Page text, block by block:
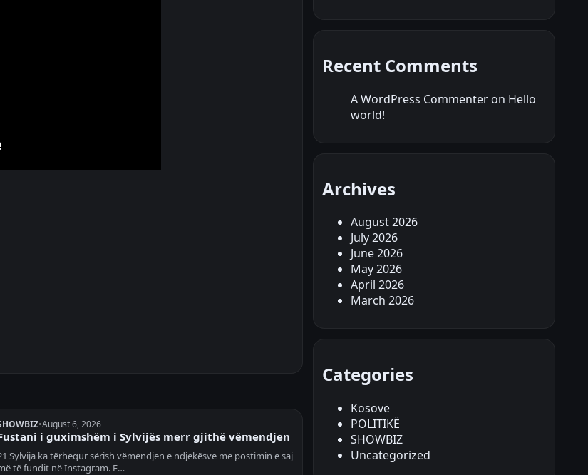
•August 6, 2026
i guximshëm i Sylvijës merr gjithë vëmendjen
Sylvija ka tërhequr sërish vëmendjen e ndjekësve me postimin e saj
të fundit në Instagram. E…
Recent Comments
A WordPress Commenter on Hello
world!
Archives
August 2026
July 2026
June 2026
May 2026
April 2026
March 2026
Categories
Kosovë
POLITIKË
SHOWBIZ
Uncategorized